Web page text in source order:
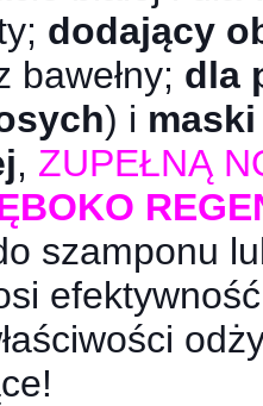
dodający
bawełny; dla
) i
, ZUPEŁNĄ
szamponu